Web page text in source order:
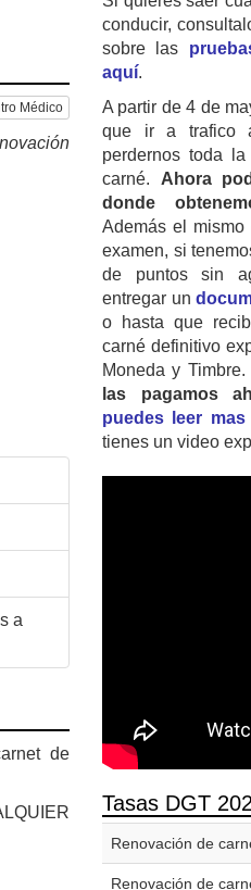
Médico
a
de
conducir,
sobre las
aquí.
A partir de 4 de
que ir a trafico
perdernos toda
carné. Ahora
donde
Además el
examen, si
de puntos sin
entregar un
o hasta que
carné definitivo
Moneda y Timbre.
las pagamos
puedes leer
tienes un video
Tasas DGT
Renovación de
Renovación de